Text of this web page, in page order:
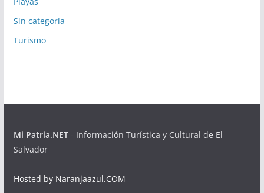
Sin categoría
Turismo
Mi Patria.NET- Información Turística y Cultural de El
Salvador
Hosted by Naranjaazul.COM